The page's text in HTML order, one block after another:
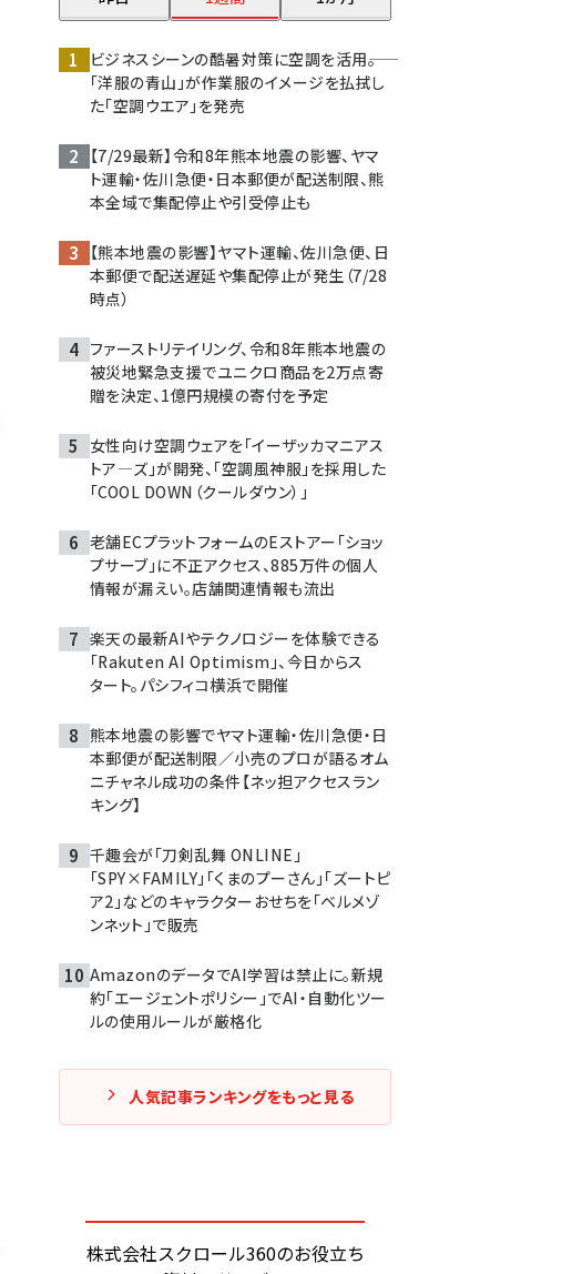
ビジネスシーンの酷暑対策に空調を活用――。
「洋服の青山」が作業服のイメージを払拭し
た「空調ウエア」を発売
【7/29最新】令和8年熊本地震の影響、ヤマ
ト運輸・佐川急便・日本郵便が配送制限、熊
本全域で集配停止や引受停止も
【熊本地震の影響】ヤマト運輸、佐川急便、日
本郵便で配送遅延や集配停止が発生（7/28
時点）
ファーストリテイリング、令和8年熊本地震の
被災地緊急支援でユニクロ商品を2万点寄
贈を決定、1億円規模の寄付を予定
女性向け空調ウェアを「イーザッカマニアス
トア―ズ」が開発、「空調風神服」を採用した
「COOL DOWN（クールダウン）」
老舗ECプラットフォームのEストアー「ショッ
プサーブ」に不正アクセス、885万件の個人
情報が漏えい。店舗関連情報も流出
楽天の最新AIやテクノロジーを体験できる
「Rakuten AI Optimism」、今日からス
タート。パシフィコ横浜で開催
熊本地震の影響でヤマト運輸・佐川急便・日
本郵便が配送制限／小売のプロが語るオム
ニチャネル成功の条件【ネッ担アクセスラン
キング】
千趣会が「刀剣乱舞 ONLINE」
「SPY×FAMILY」「くまのプーさん」「ズートピ
ア2」などのキャラクターおせちを「ベルメゾ
ンネット」で販売
AmazonのデータでAI学習は禁止に。新規
約「エージェントポリシー」でAI・自動化ツー
ルの使用ルールが厳格化
人気記事ランキングをもっと見る